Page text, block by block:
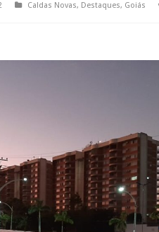
Caldas Novas, Destaques, Goiás